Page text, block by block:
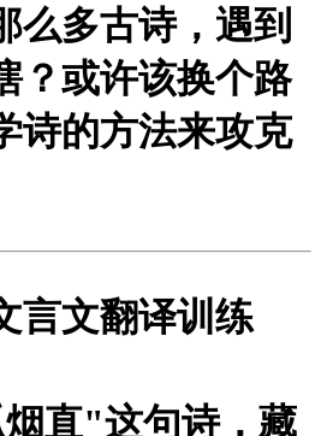
么多古诗，遇到
？或许该换个路
诗的方法来攻克
言文翻译训练
直"这句诗，藏